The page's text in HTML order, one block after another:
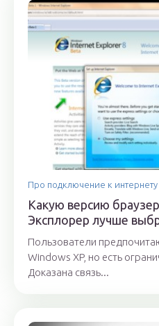
Про подключение к интернету
Какую версию
Эксплорер лучше
Пользователи
Windows XP, но есть
Доказана связь...